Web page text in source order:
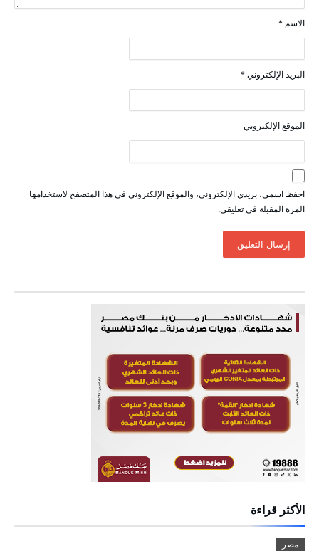
الاسم *
البريد الإلكتروني *
الموقع الإلكتروني
احفظ اسمي، بريدي الإلكتروني، والموقع الإلكتروني في هذا المتصفح لاستخدامها
المرة المقبلة في تعليقي.
الأكثر قراءة
مصر